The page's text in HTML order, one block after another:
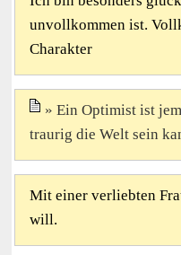
unvollkommen ist.
Charakter
Ein Optimist ist
traurig die Welt sein
Mit einer verliebten
will.